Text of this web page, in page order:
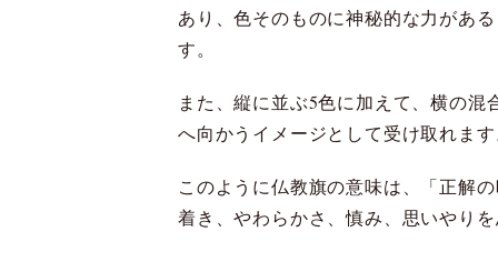
あり、色そのものに神秘的な力があ
す。
また、縦に並ぶ5色に加えて、横の
へ向かうイメージとして受け取れま
このように仏教旗の意味は、「正解
着き、やわらかさ、慎み、思いやり